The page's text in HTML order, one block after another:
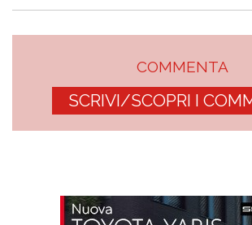
COMMENTA
SCRIVI/SCOPRI I